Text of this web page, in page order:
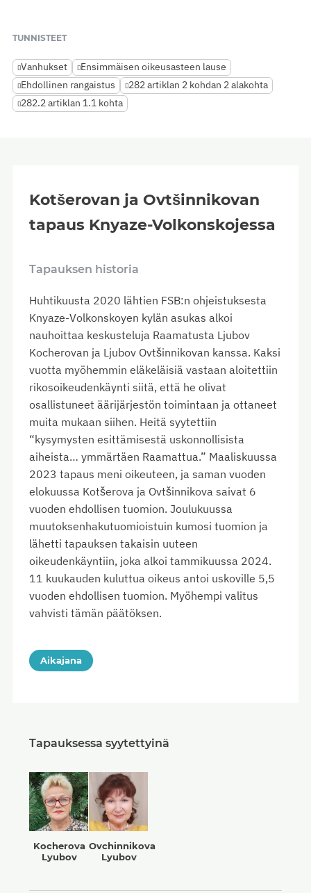
TUNNISTEET
Vanhukset
Ensimmäisen oikeusasteen lause
Ehdollinen rangaistus
282 artiklan 2 kohdan 2 alakohta
282.2 artiklan 1.1 kohta
Kotšerovan ja Ovtšinnikovan
tapaus Knyaze-Volkonskojessa
Tapauksen historia
Huhtikuusta 2020 lähtien FSB:n ohjeistuksesta
Knyaze-Volkonskoyen kylän asukas alkoi
nauhoittaa keskusteluja Raamatusta Ljubov
Kocherovan ja Ljubov Ovtšinnikovan kanssa. Kaksi
vuotta myöhemmin eläkeläisiä vastaan aloitettiin
rikosoikeudenkäynti siitä, että he olivat
osallistuneet äärijärjestön toimintaan ja ottaneet
muita mukaan siihen. Heitä syytettiin
“kysymysten esittämisestä uskonnollisista
aiheista… ymmärtäen Raamattua.” Maaliskuussa
2023 tapaus meni oikeuteen, ja saman vuoden
elokuussa Kotšerova ja Ovtšinnikova saivat 6
vuoden ehdollisen tuomion. Joulukuussa
muutoksenhakutuomioistuin kumosi tuomion ja
lähetti tapauksen takaisin uuteen
oikeudenkäyntiin, joka alkoi tammikuussa 2024.
11 kuukauden kuluttua oikeus antoi uskoville 5,5
vuoden ehdollisen tuomion. Myöhempi valitus
vahvisti tämän päätöksen.
Aikajana
Tapauksessa syytettyinä
Kocherova
Lyubov
Ovchinnikova
Lyubov